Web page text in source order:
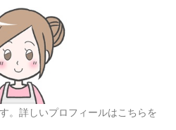
。詳しいプロフィールはこちらを